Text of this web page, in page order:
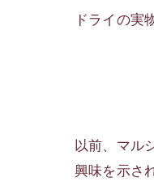
ドライの実
以前、マル
興味を示さ